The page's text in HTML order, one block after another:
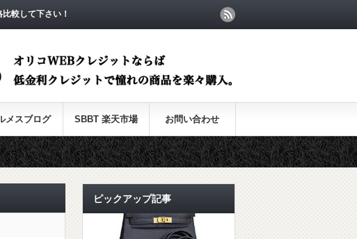
較して下さい！
メスブログ SBBT 楽天市場 お問い合わせ
ピックアップ記事